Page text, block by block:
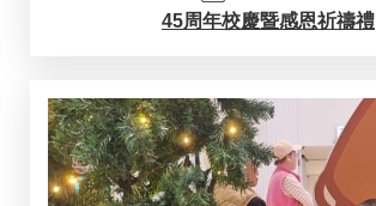
45周年校慶暨感恩祈禱禮